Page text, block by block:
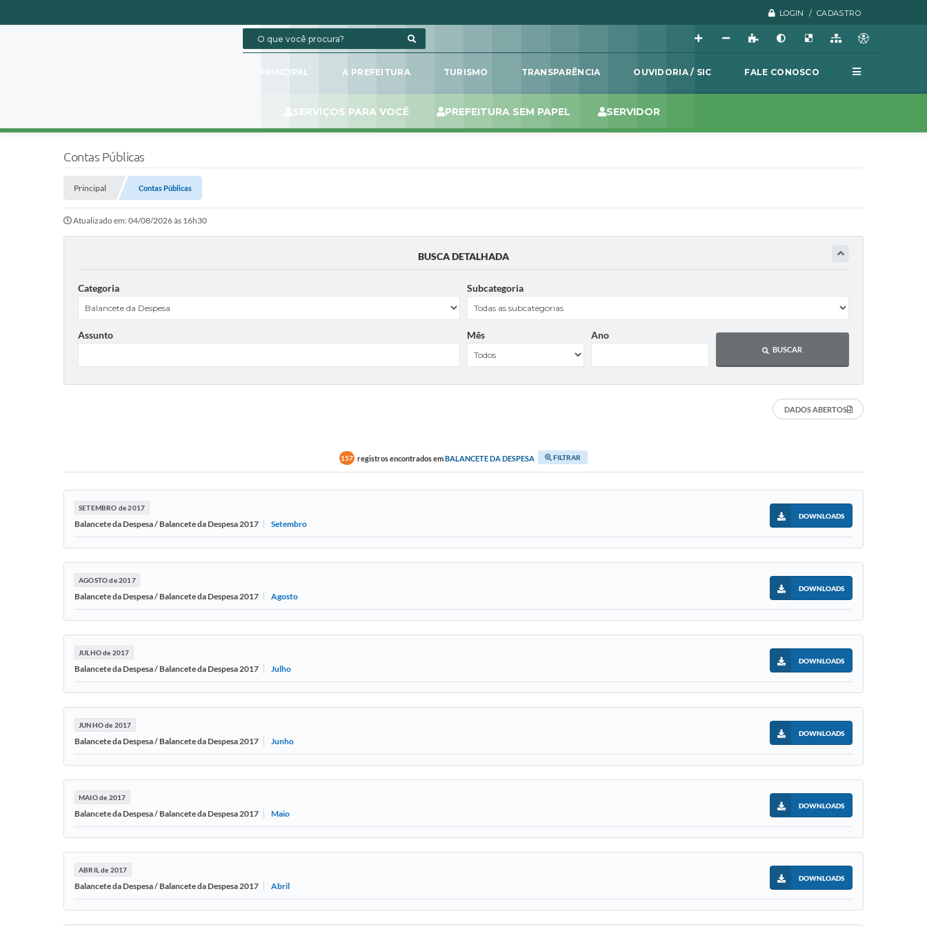
LOGIN / CADASTRO
PRINCIPAL A PREFEITURA TURISMO TRANSPARÊNCIA OUVIDORIA / SIC FALE CONOSCO
SERVIÇOS PARA VOCÊ PREFEITURA SEM PAPEL SERVIDOR
Contas Públicas
Principal Contas Públicas
Atualizado em: 04/08/2026 às 16h30
BUSCA DETALHADA
Categoria Subcategoria
Assunto Mês Ano
BUSCAR
DADOS ABERTOS
157 registros encontrados emBALANCETE DA DESPESA FILTRAR
SETEMBRO de 2017
Balancete da Despesa / Balancete da Despesa 2017 Setembro
DOWNLOADS
AGOSTO de 2017
Balancete da Despesa / Balancete da Despesa 2017 Agosto
DOWNLOADS
JULHO de 2017
Balancete da Despesa / Balancete da Despesa 2017 Julho
DOWNLOADS
JUNHO de 2017
Balancete da Despesa / Balancete da Despesa 2017 Junho
DOWNLOADS
MAIO de 2017
Balancete da Despesa / Balancete da Despesa 2017 Maio
DOWNLOADS
ABRIL de 2017
Balancete da Despesa / Balancete da Despesa 2017 Abril
DOWNLOADS